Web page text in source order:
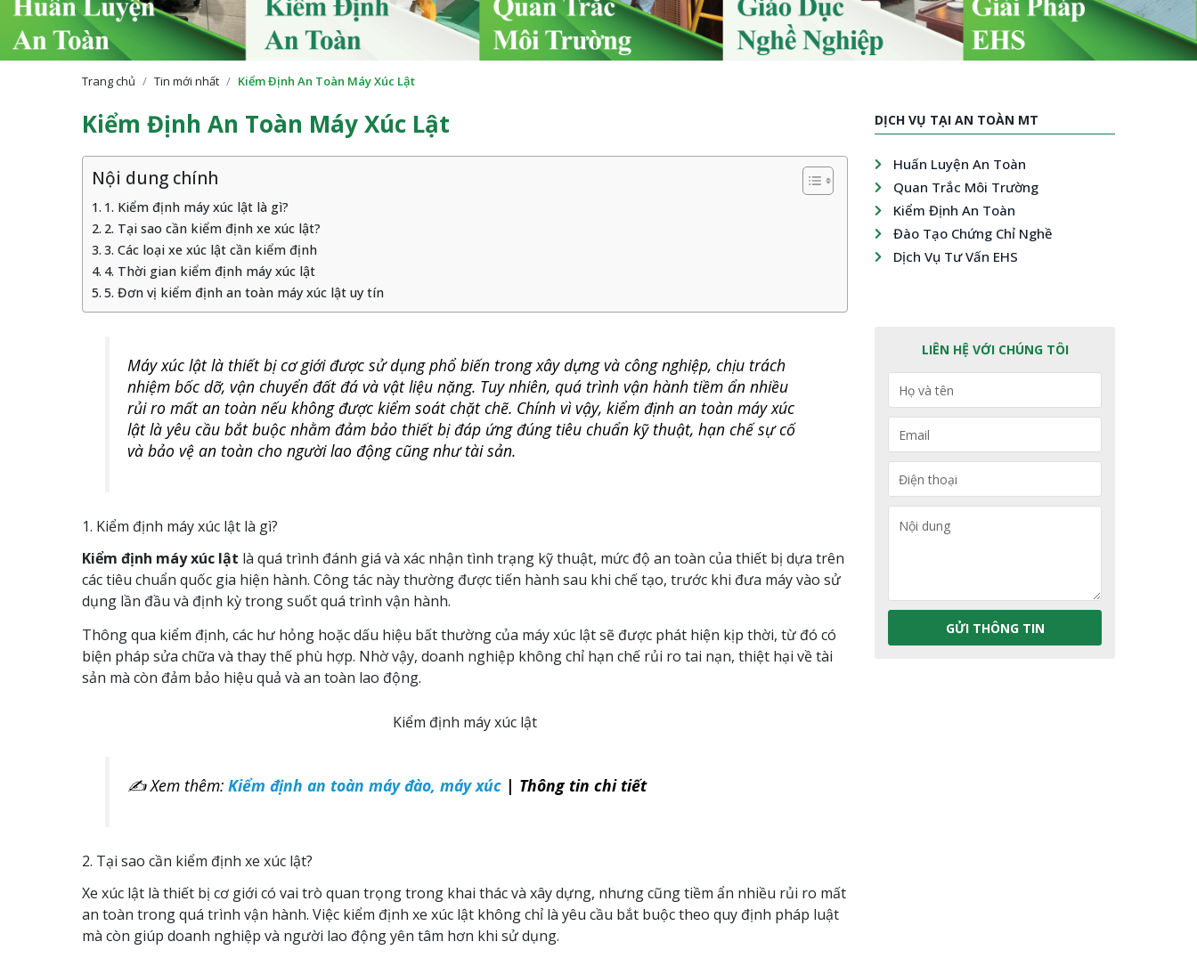
Trang chủ / Tin mới nhất / Kiểm Định An Toàn Máy Xúc Lật
Kiểm Định An Toàn Máy Xúc Lật
Nội dung chính
1. Kiểm định máy xúc lật là gì?
2. Tại sao cần kiểm định xe xúc lật?
3. Các loại xe xúc lật cần kiểm định
4. Thời gian kiểm định máy xúc lật
5. Đơn vị kiểm định an toàn máy xúc lật uy tín
Máy xúc lật là thiết bị cơ giới được sử dụng phổ biến trong xây dựng và công nghiệp, chịu trách
nhiệm bốc dỡ, vận chuyển đất đá và vật liệu nặng. Tuy nhiên, quá trình vận hành tiềm ẩn nhiều
rủi ro mất an toàn nếu không được kiểm soát chặt chẽ. Chính vì vậy, kiểm định an toàn máy xúc
lật là yêu cầu bắt buộc nhằm đảm bảo thiết bị đáp ứng đúng tiêu chuẩn kỹ thuật, hạn chế sự cố
và bảo vệ an toàn cho người lao động cũng như tài sản.
1. Kiểm định máy xúc lật là gì?
Kiểm định máy xúc lật là quá trình đánh giá và xác nhận tình trạng kỹ thuật, mức độ an toàn của thiết bị dựa trên
các tiêu chuẩn quốc gia hiện hành. Công tác này thường được tiến hành sau khi chế tạo, trước khi đưa máy vào sử
dụng lần đầu và định kỳ trong suốt quá trình vận hành.
Thông qua kiểm định, các hư hỏng hoặc dấu hiệu bất thường của máy xúc lật sẽ được phát hiện kịp thời, từ đó có
biện pháp sửa chữa và thay thế phù hợp. Nhờ vậy, doanh nghiệp không chỉ hạn chế rủi ro tai nạn, thiệt hại về tài
sản mà còn đảm bảo hiệu quả và an toàn lao động.
Kiểm định máy xúc lật
✍ Xem thêm:Kiểm định an toàn máy đào, máy xúc | Thông tin chi tiết
2. Tại sao cần kiểm định xe xúc lật?
Xe xúc lật là thiết bị cơ giới có vai trò quan trọng trong khai thác và xây dựng, nhưng cũng tiềm ẩn nhiều rủi ro mất
an toàn trong quá trình vận hành. Việc kiểm định xe xúc lật không chỉ là yêu cầu bắt buộc theo quy định pháp luật
mà còn giúp doanh nghiệp và người lao động yên tâm hơn khi sử dụng.
DỊCH VỤ TẠI AN TOÀN MT
Huấn Luyện An Toàn
Quan Trắc Môi Trường
Kiểm Định An Toàn
Đào Tạo Chứng Chỉ Nghề
Dịch Vụ Tư Vấn EHS
LIÊN HỆ VỚI CHÚNG TÔI
Họ
và
tên
Email
Điện
thoại
Nội
dung
GỬI THÔNG TIN